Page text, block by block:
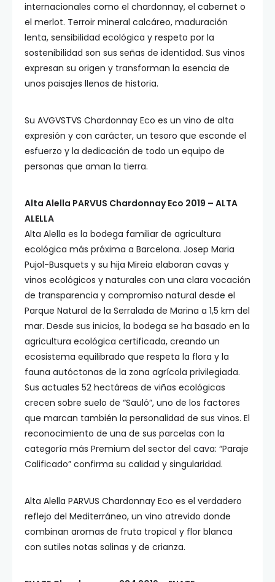
internacionales como el chardonnay, el cabernet o
el merlot. Terroir mineral calcáreo, maduración
lenta, sensibilidad ecológica y respeto por la
sostenibilidad son sus señas de identidad. Sus vinos
expresan su origen y transforman la esencia de
unos paisajes llenos de historia.
Su AVGVSTVS Chardonnay Eco es un vino de alta
expresión y con carácter, un tesoro que esconde el
esfuerzo y la dedicación de todo un equipo de
personas que aman la tierra.
Alta Alella PARVUS Chardonnay Eco 2019 – ALTA
ALELLA
Alta Alella es la bodega familiar de agricultura
ecológica más próxima a Barcelona. Josep Maria
Pujol-Busquets y su hija Mireia elaboran cavas y
vinos ecológicos y naturales con una clara vocación
de transparencia y compromiso natural desde el
Parque Natural de la Serralada de Marina a 1,5 km del
mar. Desde sus inicios, la bodega se ha basado en la
agricultura ecológica certificada, creando un
ecosistema equilibrado que respeta la flora y la
fauna autóctonas de la zona agrícola privilegiada.
Sus actuales 52 hectáreas de viñas ecológicas
crecen sobre suelo de “Sauló”, uno de los factores
que marcan también la personalidad de sus vinos. El
reconocimiento de una de sus parcelas con la
categoría más Premium del sector del cava: “Paraje
Calificado” confirma su calidad y singularidad.
Alta Alella PARVUS Chardonnay Eco es el verdadero
reflejo del Mediterráneo, un vino atrevido donde
combinan aromas de fruta tropical y flor blanca
con sutiles notas salinas y de crianza.